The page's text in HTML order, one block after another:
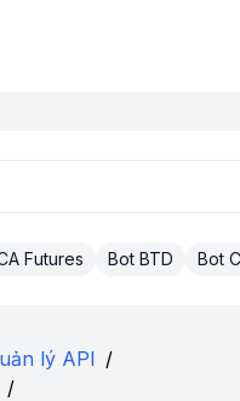
Futures Bot BTD Bot
lý API /
/